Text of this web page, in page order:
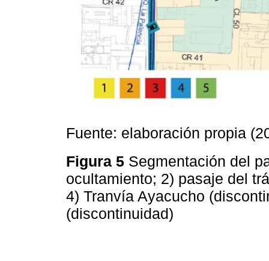
Fuente: elaboración propia
Figura 5 Segmentación del
ocultamiento; 2) pasaje del
4) Tranvía Ayacucho
(discontinuidad)